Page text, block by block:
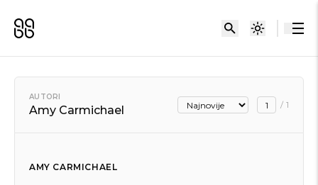
AUTORI
Amy Carmichael / 1
AMY CARMICHAEL